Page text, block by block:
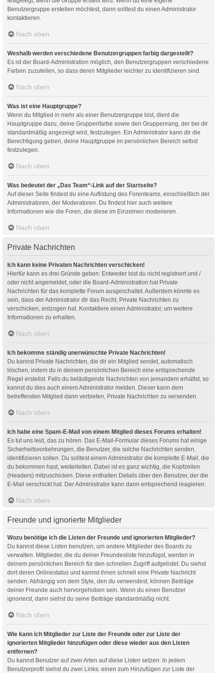
Benutzergruppe erstellen möchtest, dann solltest du einen Administrator
kontaktieren.
Nach oben
Weshalb werden verschiedene Benutzergruppen farbig dargestellt?
Es ist der Board-Administration möglich, den Benutzergruppen verschiedene
Farben zuzuteilen, so dass deren Mitglieder leichter zu identifizieren sind.
Nach oben
Was ist eine Hauptgruppe?
Wenn du Mitglied in mehr als einer Benutzergruppe bist, dient die
Hauptgruppe dazu, deine Gruppenfarbe sowie den Gruppenrang, der bei dir
standardmäßig angezeigt wird, festzulegen. Ein Administrator kann dir die
Berechtigung geben, deine Hauptgruppe im persönlichen Bereich selbst
festzulegen.
Nach oben
Was bedeutet der „Das Team“-Link auf der Startseite?
Auf dieser Seite findest du eine Auflistung des Forenteams, einschließlich der
Administratoren, der Moderatoren. Du findest hier auch weitere
Informationen wie die Foren, die diese im Einzelnen moderieren.
Nach oben
Private Nachrichten
Ich kann keine Privaten Nachrichten verschicken!
Hierfür kann es drei Gründe geben: Entweder bist du nicht registriert und /
oder nicht angemeldet, oder die Board-Administration hat Private
Nachrichten für das komplette Forum ausgeschaltet. Außerdem könnte es
sein, dass der Administrator dir das Recht, Private Nachrichten zu
verschicken, entzogen hat. Kontaktiere einen Administrator, um weitere
Informationen zu erhalten.
Nach oben
Ich bekomme ständig unerwünschte Private Nachrichten!
Du kannst Private Nachrichten, die dir ein Mitglied sendet, automatisch
löschen, indem du in deinem persönlichen Bereich eine entsprechende
Regel erstellst. Falls du belästigende Nachrichten von jemandem erhältst, so
kannst du dies auch einem Administrator melden. Dieser kann dem
betreffenden Mitglied dann verbieten, Private Nachrichten zu versenden.
Nach oben
Ich habe eine Spam-E-Mail von einem Mitglied dieses Forums erhalten!
Es tut uns leid, das zu hören. Das E-Mail-Formular dieses Forums hat einige
Sicherheitsvorkehrungen, die Benutzer, die solche Nachrichten senden,
identifizieren sollen. Du solltest einem Administrator die komplette E-Mail, die
du bekommen hast, weiterleiten. Dabei ist es ganz wichtig, die Kopfzeilen
(Headers) mitzuschicken. Diese enthalten Details über den Benutzer, der die
E-Mail verschickt hat. Der Administrator kann dann entsprechend reagieren.
Nach oben
Freunde und ignorierte Mitglieder
Wozu benötige ich die Listen der Freunde und ignorierten Mitglieder?
Du kannst diese Listen benutzen, um andere Mitglieder des Boards zu
verwalten. Mitglieder, die du deiner Freundesliste hinzufügst, werden in
deinem persönlichen Bereich für den schnellen Zugriff aufgelistet. Du siehst
dort deren Onlinestatus und kannst ihnen schnell eine Private Nachricht
senden. Abhängig von dem Style, den du verwendest, können Beiträge
deiner Freunde auch hervorgehoben sein. Wenn du einen Benutzer
ignorierst, dann siehst du seine Beiträge standardmäßig nicht.
Nach oben
Wie kann ich Mitglieder zur Liste der Freunde oder zur Liste der
ignorierten Mitglieder hinzufügen oder diese wieder aus den Listen
entfernen?
Du kannst Benutzer auf zwei Arten auf diese Listen setzen: In jedem
Benutzerprofil siehst du zwei Links: einen zum Hinzufügen zur Liste der